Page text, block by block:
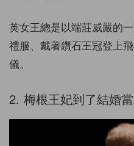
英女王總是以端莊威嚴的
禮服、戴著鑽石王冠登上
儀。
2. 梅根王妃到了結婚